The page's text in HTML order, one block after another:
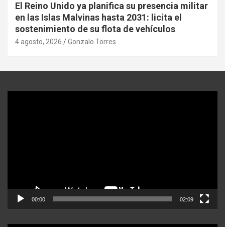
El Reino Unido ya planifica su presencia militar
en las Islas Malvinas hasta 2031: licita el
sostenimiento de su flota de vehículos
4 agosto, 2026 Gonzalo Torres
00:00 02:09